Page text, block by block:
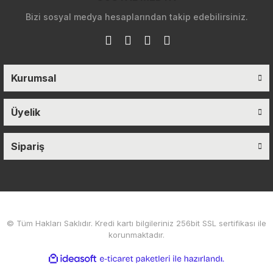
Bizi sosyal medya hesaplarından takip edebilirsiniz.
Kurumsal
Üyelik
Sipariş
© Tüm Hakları Saklıdır. Kredi kartı bilgileriniz 256bit SSL sertifikası ile
korunmaktadır.
ideasoft e-